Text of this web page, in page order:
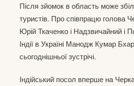
Після зйомок в область може
туристів. Про співпрацю голова
Юрій Ткаченко і Надзвичайний і
Індії в Україні Манодж Кумар
сьогоднішньої зустрічі.
Індійський посол вперше на